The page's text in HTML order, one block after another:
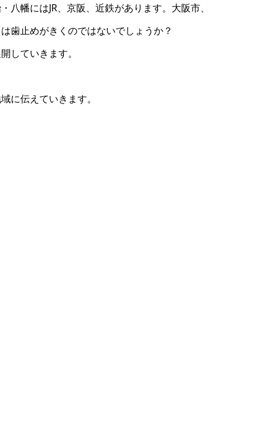
幡にはJR、京阪、近鉄があります。大阪市、
歯止めがきくのではないでしょうか？
していきます。
伝えていきます。